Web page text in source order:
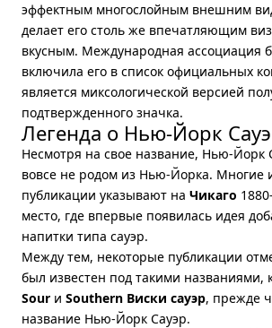
эффектным многослойным внешним
делает его столь же впечатляющим
вкусным. Международная ассоциация
включила его в список официальных
является миксологической версией
подтвержденного значка.
Легенда о Нью-Йорк
Несмотря на свое название, Нью-Йорк
вовсе не родом из Нью-Йорка. Многие
публикации указывают на Чикаго
место, где впервые появилась идея
напитки типа сауэр.
Между тем, некоторые публикации
был известен под такими названиями,
Sour и Southern Виски сауэр, прежде
название Нью-Йорк Сауэр.